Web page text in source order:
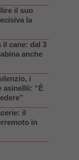
il suo
la
il cane: dal 3
anche
i
asinellii: “È
il
in